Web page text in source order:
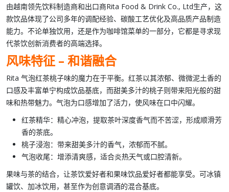
由越南领先饮料制造商和出口商Rita Food & Drink Co., Ltd生产，这
款饮品体现了公司多年的调配经验、碳酸工艺优化及高品质产品制造
能力。不论单独饮用，还是作为咖啡馆菜单的一部分，它都是寻求现
代茶饮创新消费者的高端选择。
风味特征 – 和谐融合
Rita 气泡红茶桃子味的魔力在于平衡。 红茶以其浓郁、微微泥土香的
口感及丰富单宁构成饮品基底，而甜美多汁的桃子则带来阳光般的甜
味和热带魅力。气泡为口感增加了活力，使风味在口中闪耀。
红茶精华：精心冲泡，提取茶叶深度香气而不苦涩，形成顺滑芳
香的茶底。
桃子浸泡：带来甜美多汁的香气，浓郁而不腻。
气泡收尾：增添清爽感，适合炎热天气或口腔清新。
果味与茶的结合，让茶饮爱好者和果味饮品爱好者都能享受。可冰镇
罐饮、加冰饮用，甚至作为创意调酒的混合基底。